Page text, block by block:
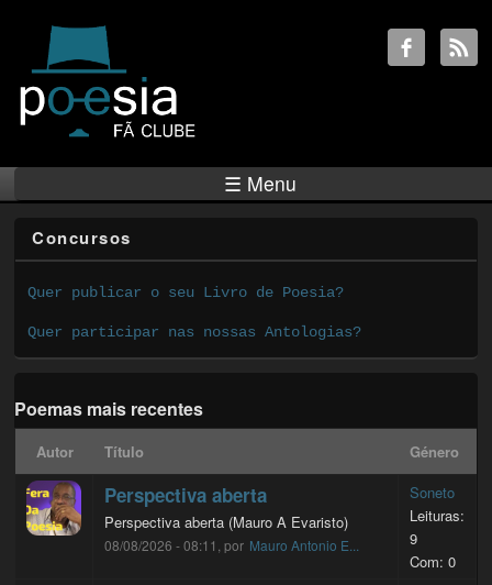
☰ Menu
Concursos
Quer publicar o seu Livro de Poesia?
Quer participar nas nossas Antologias?
Poemas mais recentes
Autor Título Género
Perspectiva aberta
Perspectiva aberta (Mauro A Evaristo)
08/08/2026 - 08:11, por Mauro Antonio E...
Soneto
Leituras:
9
Com: 0